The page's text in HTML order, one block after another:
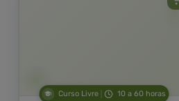
Curso Livre 10 a 60 horas